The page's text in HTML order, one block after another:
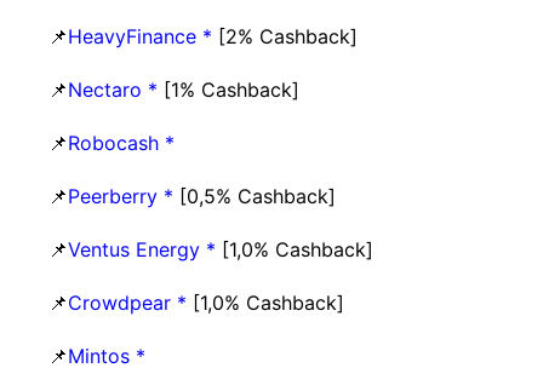
📌HeavyFinance * [2% Cashback]
📌Nectaro * [1% Cashback]
📌Robocash *
📌Peerberry * [0,5% Cashback]
📌Ventus Energy * [1,0% Cashback]
📌Crowdpear * [1,0% Cashback]
📌Mintos *